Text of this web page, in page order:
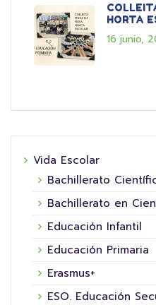
HORTA
16 junio,
Vida Escolar
Bachillerato
Bachillerato en
Educación Infantil
Educación Primaria
Erasmus+
ESO. Educación